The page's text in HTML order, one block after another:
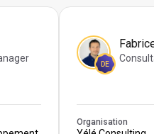
DE
Organisation